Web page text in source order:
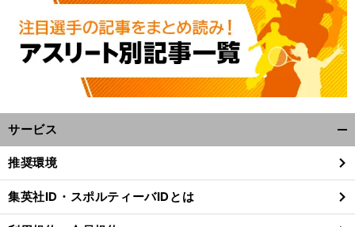
サービス
閉
る
推奨環境
集英社ID・スポルティーバIDとは